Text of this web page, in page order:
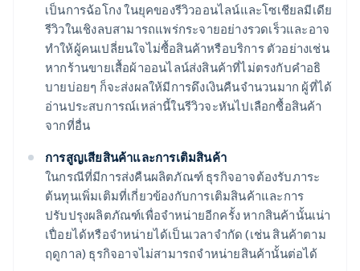
เป็นการฉ้อโกง ในยุคของรีวิวออนไลน์และโซเชียลมีเดีย
รีวิวในเชิงลบสามารถแพร่กระจายอย่างรวดเร็วและอาจ
ทำให้ผู้คนเปลี่ยนใจไม่ซื้อสินค้าหรือบริการ ตัวอย่างเช่น
หากร้านขายเสื้อผ้าออนไลน์ส่งสินค้าที่ไม่ตรงกับคําอธิ
บายบ่อยๆ ก็จะส่งผลให้มีการดึงเงินคืนจํานวนมาก ผู้ที่ได้
อ่านประสบการณ์เหล่านี้ในรีวิวจะหันไปเลือกซื้อสินค้า
จากที่อื่น
การสูญเสียสินค้าและการเติมสินค้า
ในกรณีที่มีการส่งคืนผลิตภัณฑ์ ธุรกิจอาจต้องรับภาระ
ต้นทุนเพิ่มเติมที่เกี่ยวข้องกับการเติมสินค้าและการ
ปรับปรุงผลิตภัณฑ์เพื่อจำหน่ายอีกครั้ง หากสินค้านั้นเน่า
เปื่อยได้หรือจำหน่ายได้เป็นเวลาจำกัด (เช่น สินค้าตาม
ฤดูกาล) ธุรกิจอาจไม่สามารถจําหน่ายสินค้านั้นต่อได้